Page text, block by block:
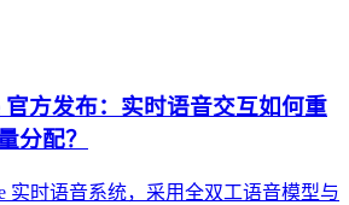
方发布：实时语音交互如何重
分配？
实时语音系统，采用全双工语音模型与